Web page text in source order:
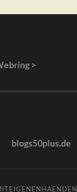
>
blogs50plus.de